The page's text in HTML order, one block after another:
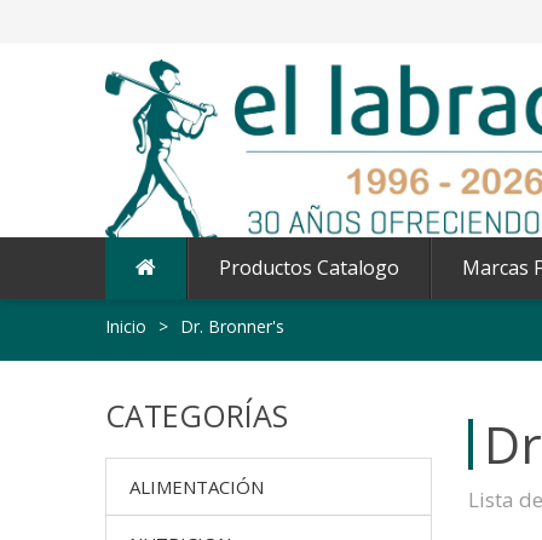
Productos Catalogo Marcas
Inicio > Dr. Bronner's
Lista
CATEGORÍAS
ALIMENTACIÓN